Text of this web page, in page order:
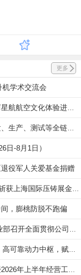
更多
机学术交流会
日-8月1日）
役军人关爱基金捐赠
，膨桃防脱不跑偏